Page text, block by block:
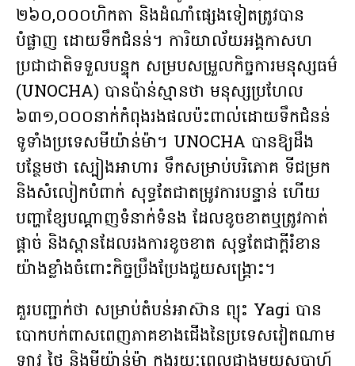
២៦០,០០០ហិកតា និងដំណាំផ្សេងទៀតត្រូវបាន
បំផ្លាញ ដោយទឹកជំនន់។ ការិយាល័យអង្គកាសហ
ប្រជាជាតិទទួលបន្ទុក សម្របសម្រួលកិច្ចការមនុស្សធម៌
(UNOCHA) បានប៉ាន់ស្មានថា មនុស្សប្រហែល
៦៣១,០០០នាក់កំពុងរងផលប៉ះពាល់ដោយទឹកជំនន់
ទូទាំងប្រទេសមីយ៉ាន់ម៉ា។ UNOCHA បានឱ្យដឹង
បន្ថែមថា ស្បៀងអាហារ ទឹកសម្រាប់បរិភោគ ទីជម្រក
និងសំលៀកបំពាក់ សុទ្ធតែជាតម្រូវការបន្ទាន់ ហើយ
បញ្ហា​ខ្សែ​បណ្តាញ​ទំនាក់ទំនង​ ដែលខូចខាតឬត្រូវកាត់
ផ្តាច់ ​និង​ស្ពាន​ដែល​រង​ការ​ខូច​ខាត ​សុទ្ធ​តែ​ជា​ក្តី​រំខាន​
យ៉ាង​ខ្លាំង​ចំពោះ​កិច្ច​ប្រឹង​ប្រែង​ជួយ​សង្គ្រោះ។
គួរបញ្ជាក់ថា សម្រាប់តំបន់អាស៊ាន ព្យុះ Yagi បាន
បោកបក់ពាសពេញភាគខាងជើងនៃប្រទេសវៀតណាម